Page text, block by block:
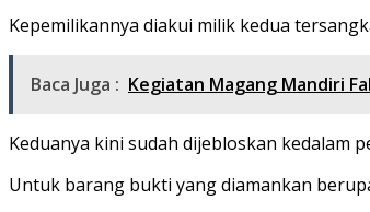
Kepemilikannya diakui milik kedua
Baca Juga : Kegiatan Magang Mandiri
Keduanya kini sudah dijebloskan kedalam
Untuk barang bukti yang diamankan